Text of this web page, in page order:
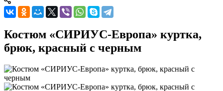
Костюм «СИРИУС-Европа» куртка,
брюк, красный с черным